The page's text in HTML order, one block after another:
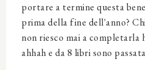
portare a termine questa
prima della fine dell'anno?
non riesco mai a completarla
ahhah e da 8 libri sono